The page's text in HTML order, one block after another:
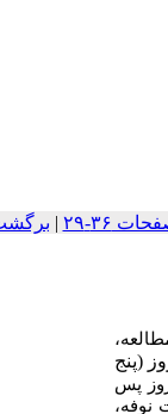
|
در معرض مواجهه به ‌مدت 21 روز (پنج
پس
نوفه،